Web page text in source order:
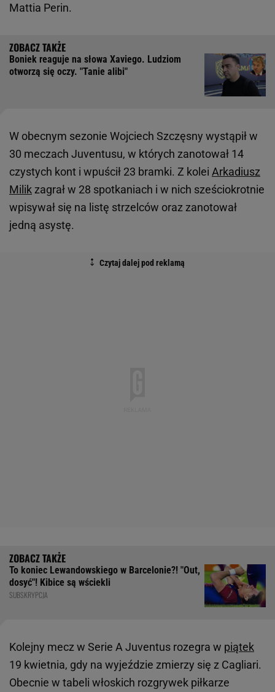
Mattia Perin.
Boniek reaguje na słowa Xaviego. Ludziom
otworzą się oczy. "Tanie alibi"
W obecnym sezonie Wojciech Szczęsny wystąpił w
30 meczach Juventusu, w których zanotował 14
czystych kont i wpuścił 23 bramki. Z kolei Arkadiusz
Milikzagrał w 28 spotkaniach i w nich sześciokrotnie
wpisywał się na listę strzelców oraz zanotował
jedną asystę.
To koniec Lewandowskiego w Barcelonie?! "Out,
dosyć"! Kibice są wściekli
SUBSKRYPCJA
Kolejny mecz w Serie A Juventus rozegra w piątek
19 kwietnia, gdy na wyjeździe zmierzy się z Cagliari.
Obecnie w tabeli włoskich rozgrywek piłkarze